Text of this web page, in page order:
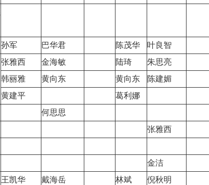
孙军 巴华君 陈茂华 叶良智
张雅西 金海敏 陆琦 朱思亮
韩丽雅
黄向东 黄向东 陈建媚
黄建平
葛利娜
何思思
张雅西
金洁
王凯华 戴海岳 林斌 倪秋明